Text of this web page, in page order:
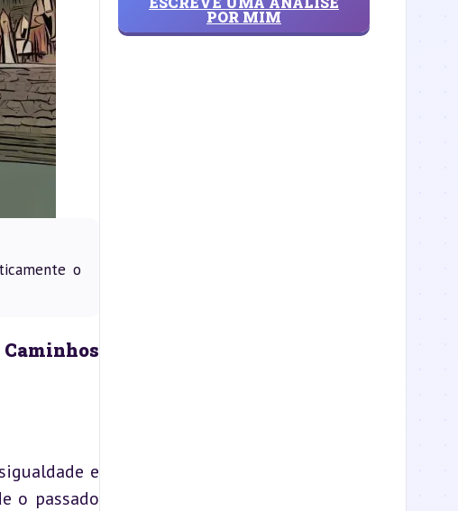
o
e
o passado
POR MIM